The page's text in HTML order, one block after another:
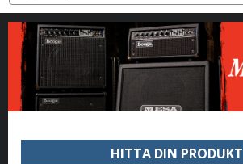
VARUMÄRKEN
NYHETER
OM
OSS
HITTA DIN PRODUKT